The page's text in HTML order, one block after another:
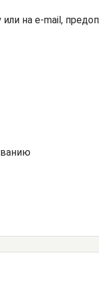
или на e-mail,